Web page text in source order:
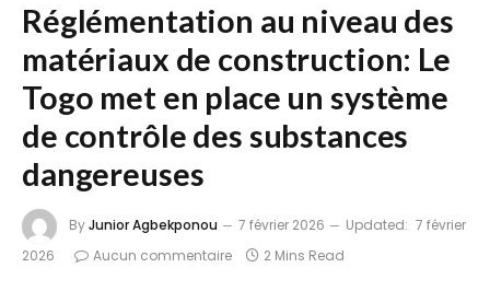
Réglémentation au niveau des
matériaux de construction: Le
Togo met en place un système
de contrôle des substances
dangereuses
ByJunior Agbekponou 7 février 2026 Updated: 7 février
2026
Aucun commentaire 2 Mins Read